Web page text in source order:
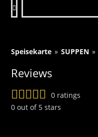
Speisekarte » SUPPEN »
Reviews
0 ratings
0 out of 5 stars